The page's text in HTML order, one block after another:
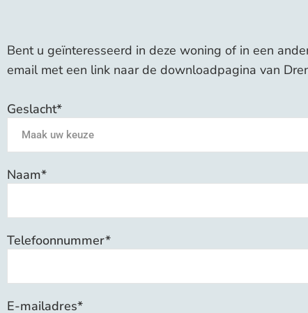
Bent u geïnteresseerd in deze woning of in een
email met een link naar de downloadpagina van
Geslacht*
Naam*
Telefoonnummer*
E-mailadres*